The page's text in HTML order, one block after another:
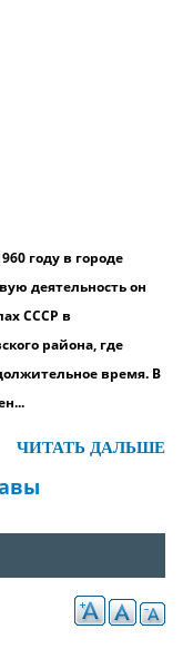
году в городе
деятельность он
СССР в
района, где
время. В
ЧИТАТЬ ДАЛЬШЕ